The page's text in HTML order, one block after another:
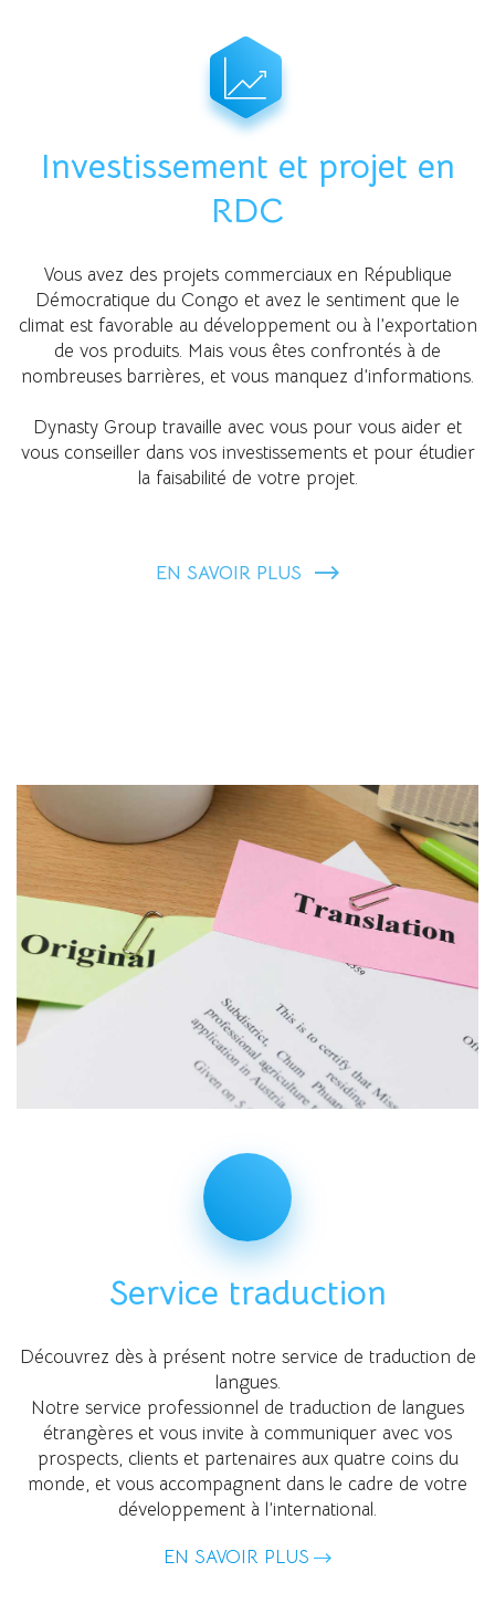
Investissement et projet en
RDC
Vous avez des projets commerciaux en République
Démocratique du Congo et avez le sentiment que le
climat est favorable au développement ou à l’exportation
de vos produits. Mais vous êtes confrontés à de
nombreuses barrières, et vous manquez d’informations.
Dynasty Group travaille avec vous pour vous aider et
vous conseiller dans vos investissements et pour étudier
la faisabilité de votre projet.
EN SAVOIR PLUS
Service traduction
Découvrez dès à présent notre service de traduction de
langues.
Notre service professionnel de traduction de langues
étrangères et vous invite à communiquer avec vos
prospects, clients et partenaires aux quatre coins du
monde, et vous accompagnent dans le cadre de votre
développement à l’international.
EN SAVOIR PLUS